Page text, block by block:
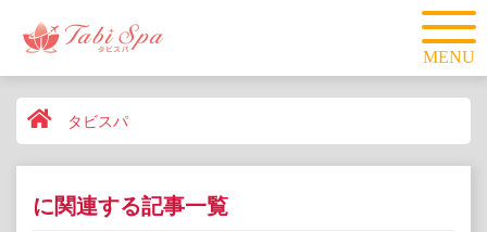
MENU
タビスパ
に関連する記事一覧